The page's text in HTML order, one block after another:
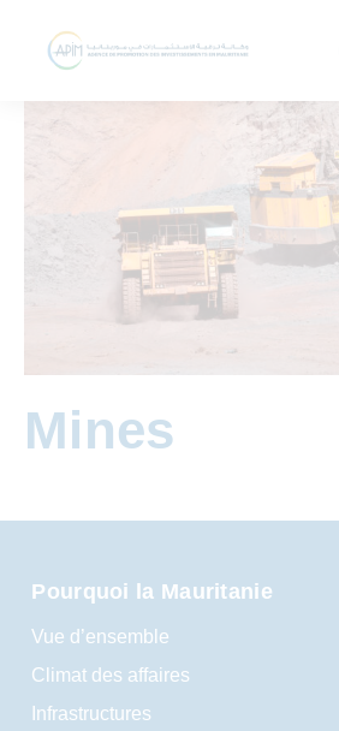
Mines
Pourquoi la Mauritanie
Vue d’ensemble
Climat des affaires
Infrastructures